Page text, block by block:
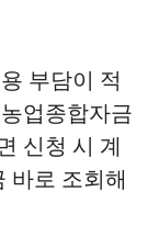
부담이 적
업종합자금
신청 시 계
바로 조회해